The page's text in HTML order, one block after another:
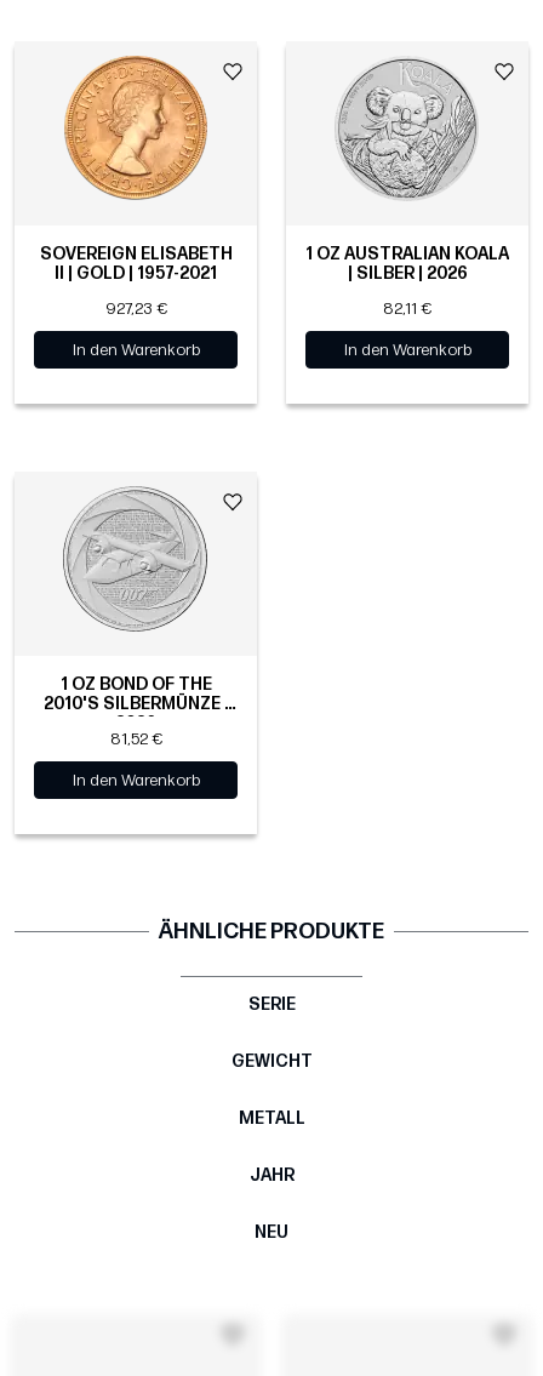
SOVEREIGN ELISABETH
II | GOLD | 1957-2021
927,23 €
In den Warenkorb
1 OZ AUSTRALIAN KOALA
| SILBER | 2026
82,11 €
In den Warenkorb
1 OZ BOND OF THE
2010'S SILBERMÜNZE |
2026
81,52 €
In den Warenkorb
ÄHNLICHE PRODUKTE
SERIE
GEWICHT
METALL
JAHR
NEU